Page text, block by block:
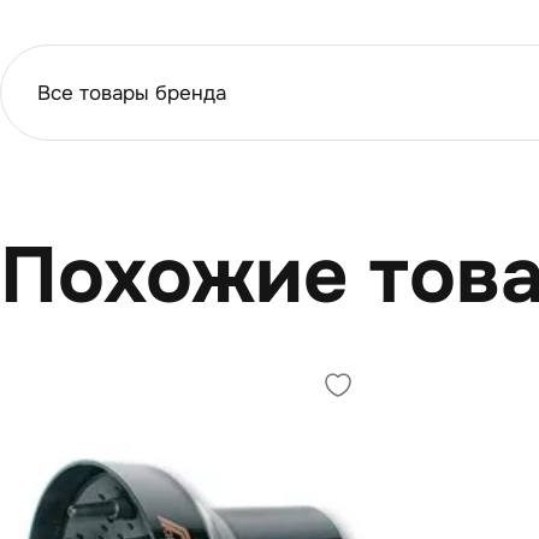
Все товары бренда
Похожие